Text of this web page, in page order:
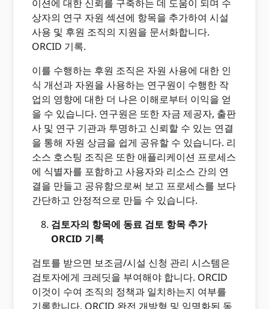
이션에 대한 신뢰를 구축하는 데 도움이 되며 수
상자의 연구 자원 섹션에 항목을 추가하여 시설
사용 및 후원 조직의 지원을 문서화합니다.
ORCID 기록.
이를 수행하는 후원 조직은 자원 사용에 대한 인
식 개선과 자원을 사용하는 연구원이 수행한 작
업의 영향에 대한 더 나은 이해로부터 이익을 얻
을 수 있습니다. 연구원은 또한 자금 제공자, 출판
사 및 연구 기관과 투명하고 신뢰할 수 있는 연결
을 통해 자원 상금을 쉽게 공유할 수 있습니다. 리
소스 호스팅 조직은 또한 애플리케이션 프로세스
에 식별자를 포함하고 사용자와 리소스 간의 연
결을 만들고 공유함으로써 보고 프로세스를 보다
간단하고 안정적으로 만들 수 있습니다.
검토자의 항목에 동료 검토 항목 추가
ORCID 기록
검토를 받으면 보조금/시설 신청 관리 시스템은
검토자에게 크레딧을 부여해야 합니다. ORCID
이것이 수여 조직의 정책과 일치하는지 여부를
기록합니다. ORCID 완전 개방형 및 익명화된 동